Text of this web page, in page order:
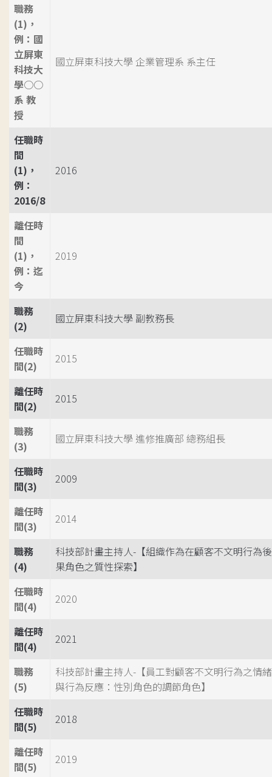
職務
(1)，
例：國
立屏東
科技大
學○○
系 教
授
國立屏東科技大學 企業管理系 系主任
任職時
間
(1)，
例：
2016/8
2016
離任時
間
(1)，
例：迄
今
2019
職務
(2)
國立屏東科技大學 副教務長
任職時
間(2)
2015
離任時
間(2)
2015
職務
(3)
國立屏東科技大學 進修推廣部 總務組長
任職時
間(3)
2009
離任時
間(3)
2014
職務
(4)
科技部計畫主持人-【組織作為在顧客不文明行為後
果角色之質性探索】
任職時
間(4)
2020
離任時
間(4)
2021
職務
(5)
科技部計畫主持人-【員工對顧客不文明行為之情緒
與行為反應：性別角色的調節角色】
任職時
間(5)
2018
離任時
間(5)
2019